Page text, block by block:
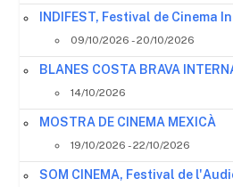
INDIFEST, Festival de Cinema
09/10/2026 - 20/10/2026
BLANES COSTA BRAVA
14/10/2026
MOSTRA DE CINEMA MEXICÀ
19/10/2026 - 22/10/2026
SOM CINEMA, Festival de